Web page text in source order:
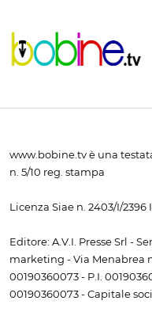
www.bobine.tv è una
n. 5/10 reg. stampa
Licenza Siae n. 2403/I/2396
Editore: A.V.I. Presse Srl -
marketing - Via Menabrea
00190360073 - P.I.
00190360073 - Capitale